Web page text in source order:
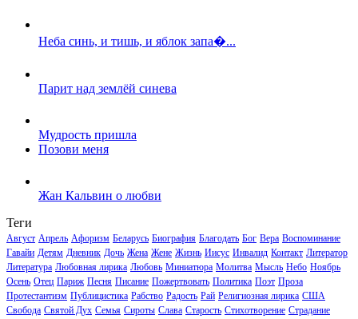
Неба синь, и тишь, и яблок запа�...
Парит над землёй синева
Мудрость пришла
Позови меня
Жан Кальвин о любви
Теги
Август Апрель Афоризм Беларусь Биография Благодать Бог Вера Воспоминание
Гавайи Детям Дневник Дочь Жена Жене Жизнь Иисус Инвалид Контакт Литератор
Литература Любовная лирика Любовь Миниатюра Молитва Мысль Небо Ноябрь
Осень Отец Париж Песня Писание Пожертвовать Политика Поэт Проза
Протестантизм Публицистика Рабство Радость Рай Религиозная лирика США
Свобода Святой Дух Семья Сироты Слава Старость Стихотворение Страдание